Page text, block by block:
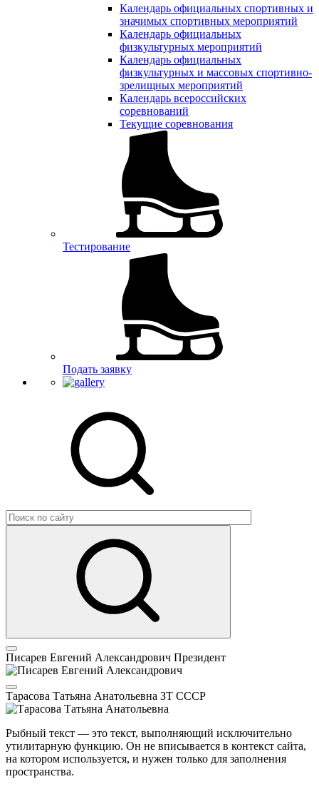
Календарь официальных спортивных и
значимых спортивных мероприятий
Календарь официальных
физкультурных мероприятий
Календарь официальных
физкультурных и массовых спортивно-
зрелищных мероприятий
Календарь всероссийских
соревнований
Текущие соревнования
Тестирование
Подать заявку
Писарев Евгений Александрович Президент
Тарасова Татьяна Анатольевна ЗТ СССР
Рыбный текст — это текст, выполняющий исключительно
утилитарную функцию. Он не вписывается в контекст сайта,
на котором используется, и нужен только для заполнения
пространства.